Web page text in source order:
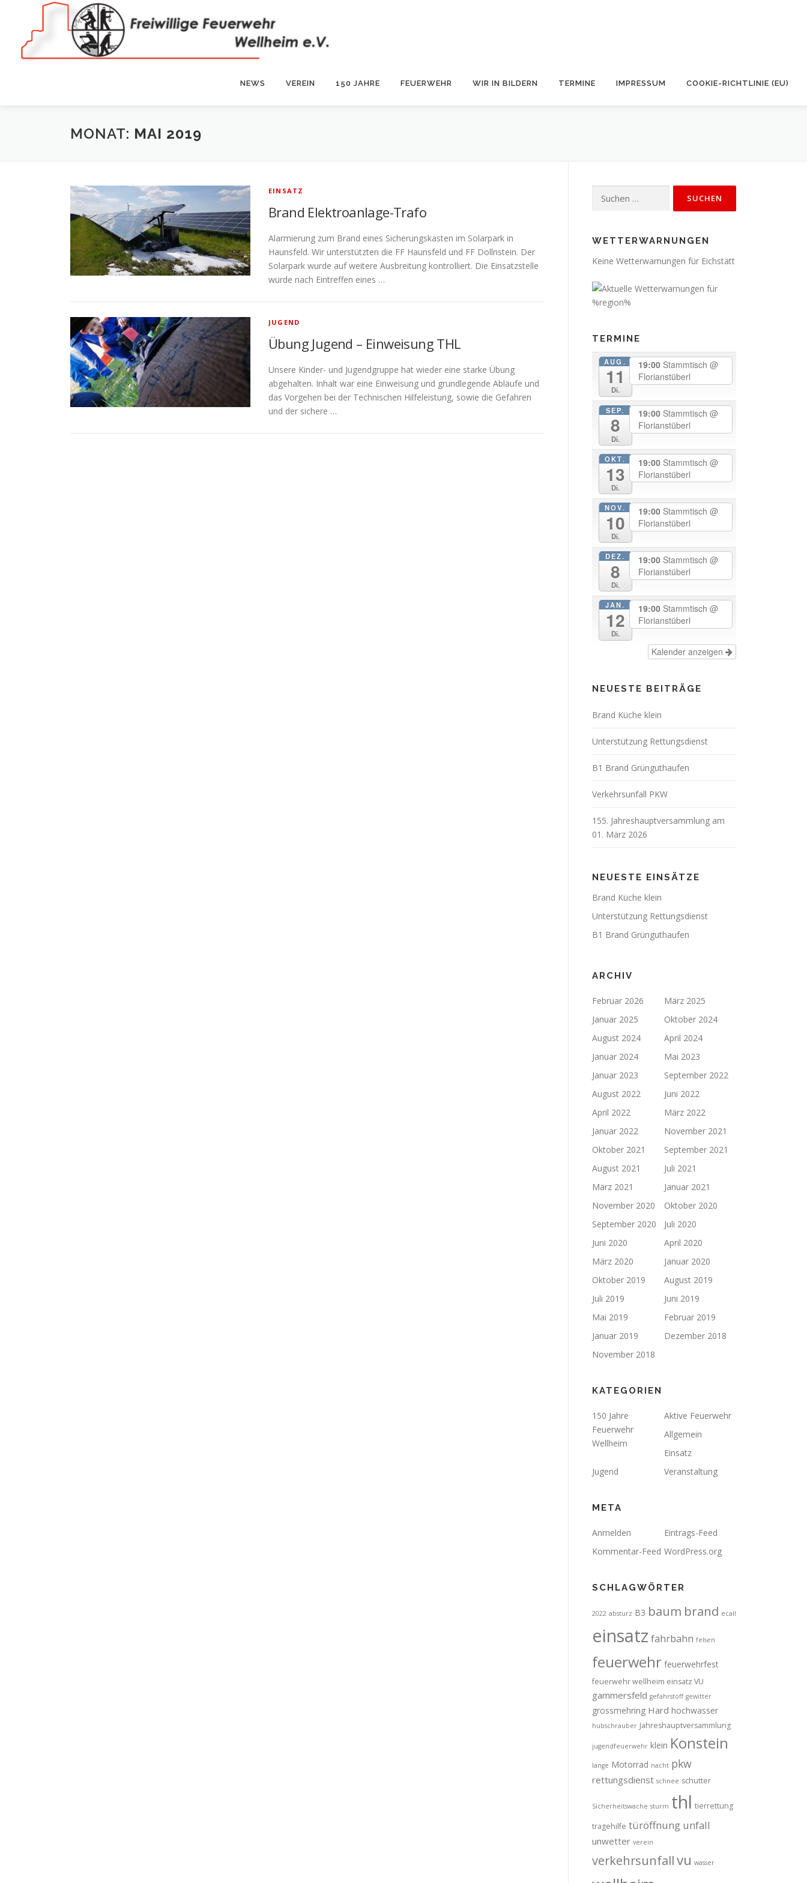
springen
NEWS VEREIN 150 JAHRE FEUERWEHR WIR IN BILDERN TERMINE IMPRESSUM COOKIE-RICHTLINIE (EU)
MONAT: MAI 2019
EINSATZ
Brand Elektroanlage-Trafo
Alarmierung zum Brand eines Sicherungskasten im Solarpark in
Haunsfeld. Wir unterstützten die FF Haunsfeld und FF Dollnstein. Der
Solarpark wurde auf weitere Ausbreitung kontrolliert. Die Einsatzstelle
wurde nach Eintreffen eines …
JUGEND
Übung Jugend – Einweisung THL
Unsere Kinder- und Jugendgruppe hat wieder eine starke Übung
abgehalten. Inhalt war eine Einweisung und grundlegende Abläufe und
das Vorgehen bei der Technischen Hilfeleistung, sowie die Gefahren
und der sichere …
nach:
WETTERWARNUNGEN
Keine Wetterwarnungen für Eichstätt
TERMINE
AUG.
11
Di.
19:00 Stammtisch @
Florianstüberl
SEP.
8
Di.
19:00 Stammtisch @
Florianstüberl
OKT.
13
Di.
19:00 Stammtisch @
Florianstüberl
NOV.
10
Di.
19:00 Stammtisch @
Florianstüberl
DEZ.
8
Di.
19:00 Stammtisch @
Florianstüberl
JAN.
12
Di.
19:00 Stammtisch @
Florianstüberl
Kalender anzeigen
NEUESTE BEITRÄGE
Brand Küche klein
Unterstützung Rettungsdienst
B1 Brand Grünguthaufen
Verkehrsunfall PKW
155. Jahreshauptversammlung am
01. März 2026
NEUESTE EINSÄTZE
Brand Küche klein
Unterstützung Rettungsdienst
B1 Brand Grünguthaufen
ARCHIV
Februar 2026
März 2025
Januar 2025
Oktober 2024
August 2024
April 2024
Januar 2024
Mai 2023
Januar 2023
September 2022
August 2022
Juni 2022
April 2022
März 2022
Januar 2022
November 2021
Oktober 2021
September 2021
August 2021
Juli 2021
März 2021
Januar 2021
November 2020
Oktober 2020
September 2020
Juli 2020
Juni 2020
April 2020
März 2020
Januar 2020
Oktober 2019
August 2019
Juli 2019
Juni 2019
Mai 2019
Februar 2019
Januar 2019
Dezember 2018
November 2018
KATEGORIEN
150 Jahre
Feuerwehr
Wellheim
Aktive Feuerwehr
Allgemein
Einsatz
Jugend
Veranstaltung
META
Anmelden
Eintrags-Feed
Kommentar-Feed WordPress.org
SCHLAGWÖRTER
2022 absturz B3 baum brand ecall
einsatz fahrbahn felsen
feuerwehr feuerwehrfest
feuerwehr wellheim einsatz VU
gammersfeld gefahrstoff gewitter
grossmehring Hard hochwasser
hubschrauber Jahreshauptversammlung
jugendfeuerwehr klein Konstein
lange Motorrad nacht pkw
rettungsdienst schnee schutter
Sicherheitswache sturm thl tierrettung
tragehilfe türöffnung unfall
unwetter verein
verkehrsunfallvu wasser